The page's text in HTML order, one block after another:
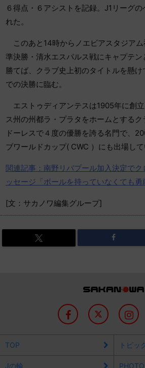
６得点・６アシストを記録。J1リーグ
れた。
このあと14時からノエビアスタジア
準決勝・清水エスパルス戦にキャプテン
勝てば、クラブ史上初のタイトルを懸
での決勝に臨む。
エストゥディアンテスは1905年に創
ス州の州都ラ・プラタをホームとする
ドーレスで４度の優勝を誇る名門で、
ブワールドカップ( CWC ）にも出場して
関連記事：南野リバプール加入決定で
ッセージ「ボールを持っていなくても勇
[文：サカノワ編集グループ]
TOP トピッ
Jの輪 PHOTO